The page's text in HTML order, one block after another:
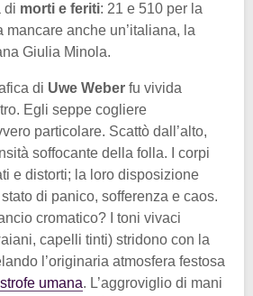
di morti e feriti: 21 e 510 per la
mancare anche un’italiana, la
Giulia Minola.
di Uwe Weber fu vivida
Egli seppe cogliere
particolare. Scattò dall’alto,
soffocante della folla. I corpi
e distorti; la loro disposizione
di panico, sofferenza e caos.
cromatico? I toni vivaci
capelli tinti) stridono con la
l’originaria atmosfera festosa
umana. L’aggroviglio di mani